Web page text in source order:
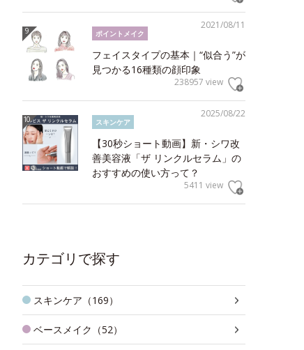
2021/08/11
ポイントメイク
フェイスタイプの基本｜“似合う”が
見つかる16種類の顔印象
238957 view
2025/08/22
スキンケア
【30秒ショート動画】新・シワ改
善美容液「ザ リンクルセラム」の
おすすめの使い方って？
5411 view
カテゴリで探す
スキンケア（169）
ベースメイク（52）